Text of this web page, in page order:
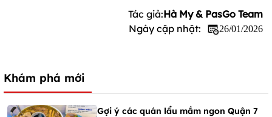
Tác giả:Hà My & PasGo Team
Ngày cập nhật:
26/01/2026
Khám phá mới
Gợi ý các quán lẩu mắm ngon Quận 7